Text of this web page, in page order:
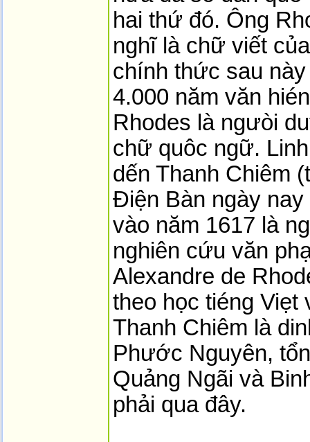
hai thứ đó. Ông
nghĩ là chữ viết
chính thức sau
4.000 năm văn
Rhodes là ngưòi
chữ quôc ngữ.
dến Thanh Chiêm
Điện Bàn ngày
vào năm 1617 là
nghiên cứu văn
Alexandre de
theo học tiéng Viẹt
Thanh Chiêm là
Phước Nguyên,
Quảng Ngãi và
phải qua đây.